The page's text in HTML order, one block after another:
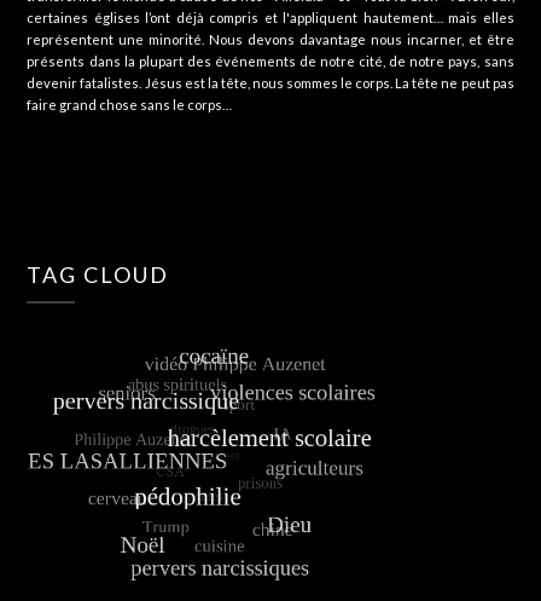
certaines églises l’ont déjà compris et l'appliquent hautement… mais elles
représentent une minorité. Nous devons davantage nous incarner, et être
présents dans la plupart des événements de notre cité, de notre pays, sans
devenir fatalistes. Jésus est la tête, nous sommes le corps. La tête ne peut pas
faire grand chose sans le corps…
TAG CLOUD